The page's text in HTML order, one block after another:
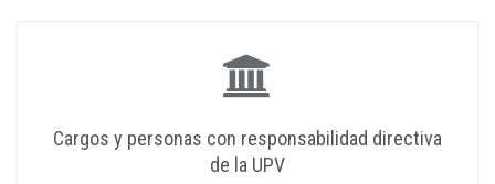
Cargos y personas con responsabilidad directiva
de la UPV